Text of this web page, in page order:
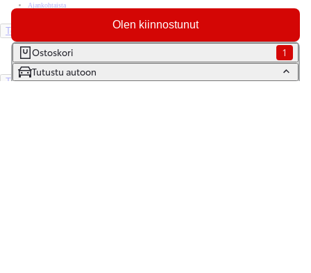
Olen kiinnostunut
Ostoskori
1
Tutustu autoon
Ajankohtaista
Toyota Suomessa
Toyotan lehdistöpankki
Yhdessä pidemmälle
TOYOTA GAZOO Racing